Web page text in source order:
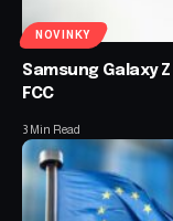
NOVINKY
Samsung Galaxy
FCC
3 Min Read